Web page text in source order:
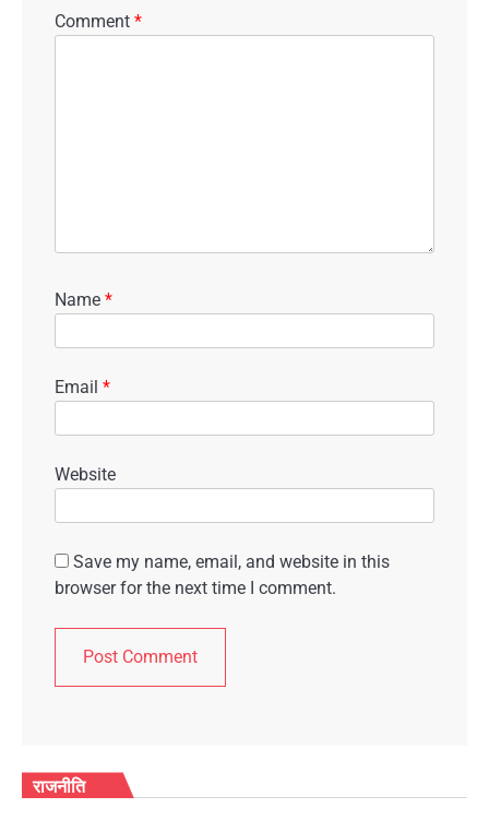
Comment *
Name *
Email *
Website
Save my name, email, and website in this
browser for the next time I comment.
राजनीति